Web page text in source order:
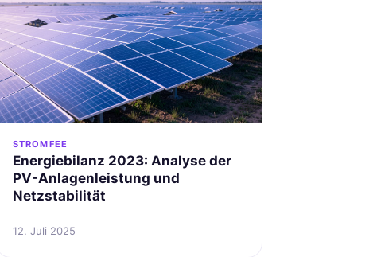
STROMFEE
Energiebilanz 2023: Analyse der
PV-Anlagenleistung und
Netzstabilität
12. Juli 2025